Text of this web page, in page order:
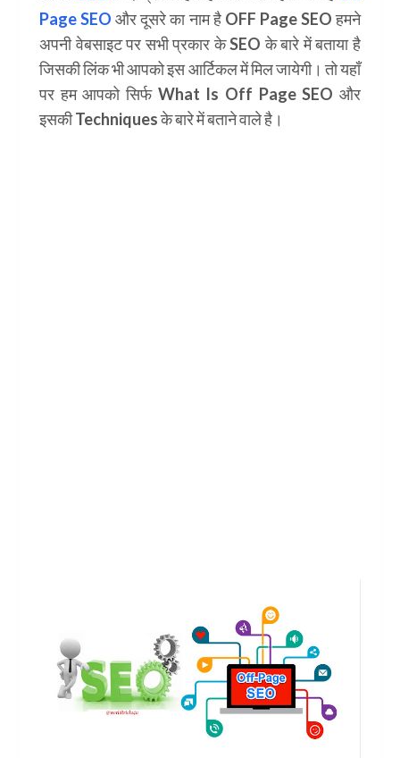
Page SEO और दूसरे का नाम है OFF Page SEO हमने
अपनी वेबसाइट पर सभी प्रकार के SEO के बारे में बताया है
जिसकी लिंक भी आपको इस आर्टिकल में मिल जायेगी। तो यहाँ
पर हम आपको सिर्फ What Is Off Page SEO और
इसकी Techniques के बारे में बताने वाले है।